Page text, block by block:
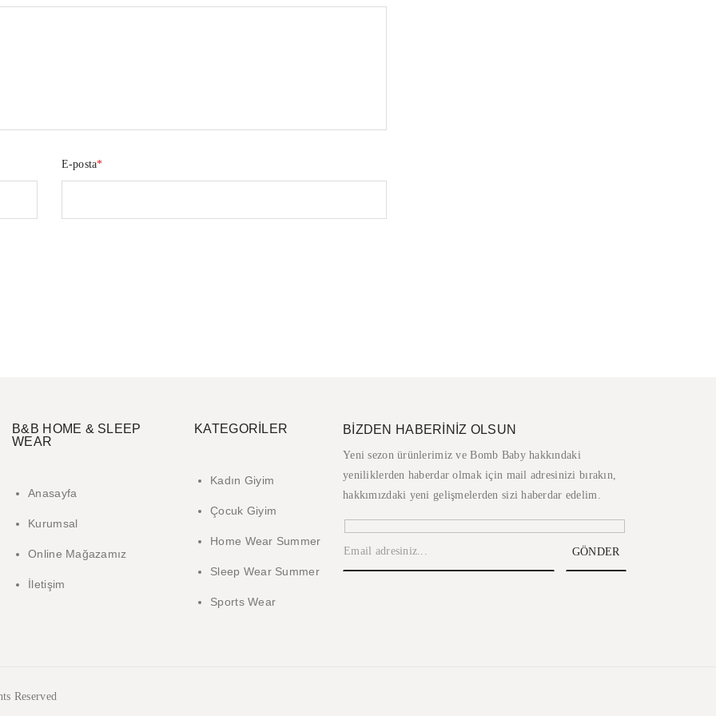
E-posta*
B&B HOME & SLEEP
WEAR
Anasayfa
Kurumsal
Online Mağazamız
İletişim
KATEGORİLER
Kadın Giyim
Çocuk Giyim
Home Wear Summer
Sleep Wear Summer
Sports Wear
BİZDEN HABERİNİZ OLSUN
Yeni sezon ürünlerimiz ve Bomb Baby hakkındaki
yeniliklerden haberdar olmak için mail adresinizi bırakın,
hakkımızdaki yeni gelişmelerden sizi haberdar edelim.
Reserved